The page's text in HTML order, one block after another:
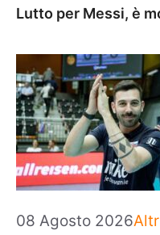
Lutto per Messi, è
08 Agosto 2026